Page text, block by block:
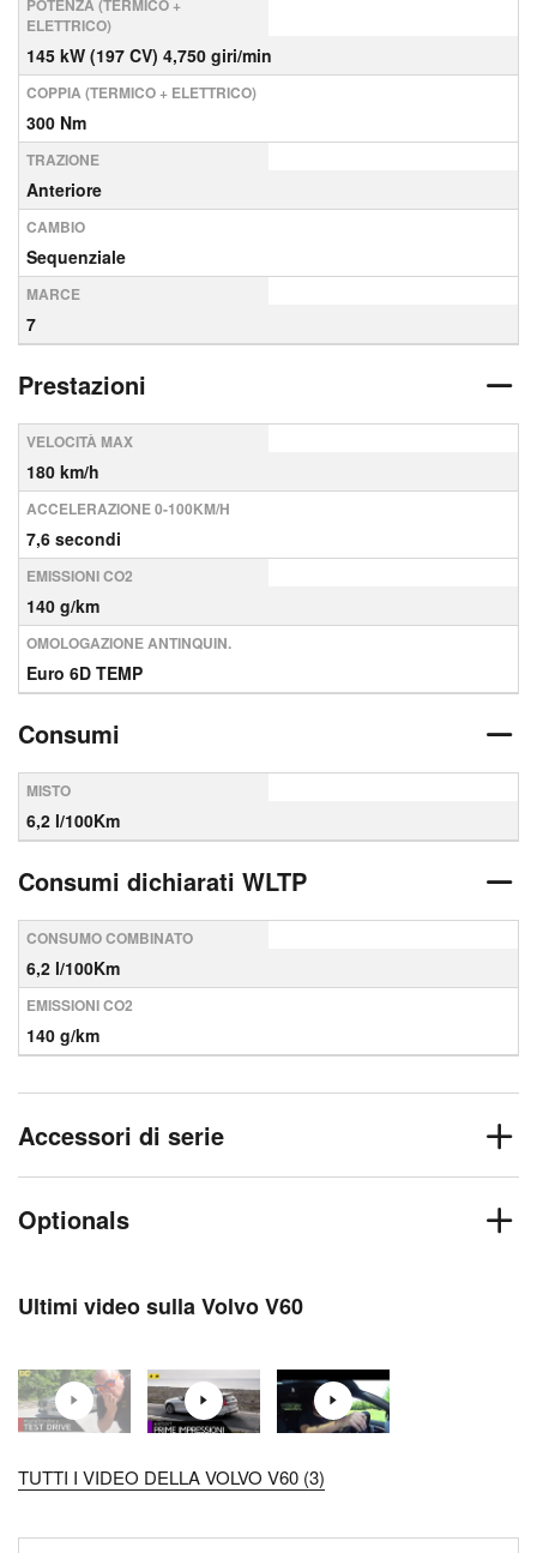
POTENZA (TERMICO +
ELETTRICO)
145 kW (197 CV) 4,750 giri/min
COPPIA (TERMICO + ELETTRICO)
300 Nm
TRAZIONE
Anteriore
CAMBIO
Sequenziale
MARCE
7
Prestazioni
VELOCITÀ MAX
180 km/h
ACCELERAZIONE 0-100KM/H
7,6 secondi
EMISSIONI CO2
140 g/km
OMOLOGAZIONE ANTINQUIN.
Euro 6D TEMP
Consumi
MISTO
6,2 l/100Km
Consumi dichiarati WLTP
CONSUMO COMBINATO
6,2 l/100Km
EMISSIONI CO2
140 g/km
Accessori di serie
Optionals
Ultimi video sulla Volvo V60
TUTTI I VIDEO DELLA VOLVO V60 (3)